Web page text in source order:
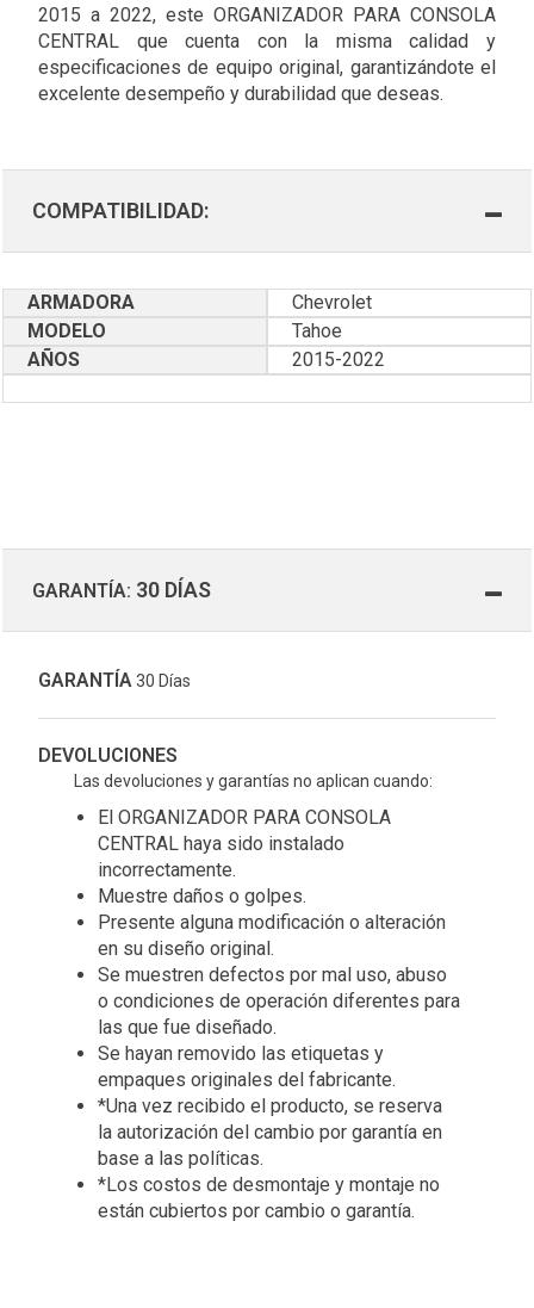
2015 a 2022, este ORGANIZADOR PARA CONSOLA
CENTRAL que cuenta con la misma calidad y
especificaciones de equipo original, garantizándote el
excelente desempeño y durabilidad que deseas.
COMPATIBILIDAD:
ARMADORA
Chevrolet
MODELO
Tahoe
AÑOS
2015-2022
GARANTÍA: 30 DÍAS
GARANTÍA 30 Días
DEVOLUCIONES
Las devoluciones y garantías no aplican cuando:
El ORGANIZADOR PARA CONSOLA
CENTRAL haya sido instalado
incorrectamente.
Muestre daños o golpes.
Presente alguna modificación o alteración
en su diseño original.
Se muestren defectos por mal uso, abuso
o condiciones de operación diferentes para
las que fue diseñado.
Se hayan removido las etiquetas y
empaques originales del fabricante.
*Una vez recibido el producto, se reserva
la autorización del cambio por garantía en
base a las políticas.
*Los costos de desmontaje y montaje no
están cubiertos por cambio o garantía.